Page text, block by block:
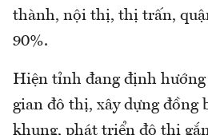
thành, nội thị, thị trấn,
90%.
Hiện tỉnh đang định
gian đô thị, xây dựng đồng
khung, phát triển đô thị